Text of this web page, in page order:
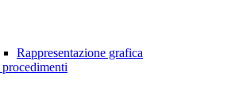
Rappresentazione grafica